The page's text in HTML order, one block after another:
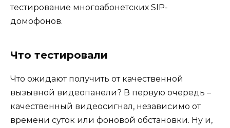
тестирование многоабонетских SIP-
домофонов.
Что тестировали
Что ожидают получить от качественной
вызывной видеопанели? В первую очередь –
качественный видеосигнал, независимо от
времени суток или фоновой обстановки. Ну и,